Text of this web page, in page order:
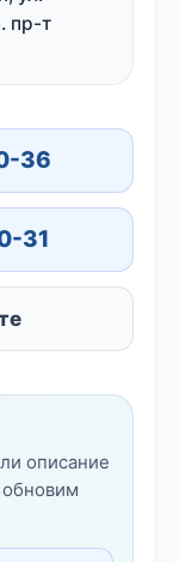
пр-т
36
31
описание